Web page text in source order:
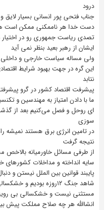
درود
جناب فتحی پور انسانی بسیار
دست خدا هر ناممکنی ممکن است
تصدی ریاست جمهوری رو در اختیار
ایشان از رهبر بعید بنظر نمی آید
ولی مساله سیاست خارجی و داخلی
این گره در جهت بهبود شرایط
نتابد
پیشرفت اقتصاد کشور در گرو
ما با دادن امتیاز به مهندسین و
ای رو‌حل و فصل می‌کنیم بعد از
سوزی
در تامین انرژی برق هستند نمیشه
نتیجه گرفت
از طرفی مسائل خاورمیانه بالاخص
سایه انداخته و مداخلات کشورهای
پایبند قوانین بین الملل نیستن و
شاهد جنگ ۱۲روزه بودیم
مستثنی نیست و خشکسالی بی
انشاالله هر چه صلاح مملکت پیش